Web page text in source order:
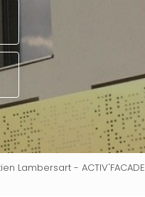
d'Ascq
en Baroeul
de plaquettes
de patrimoine
Lambersart - ACTIV'FACADE